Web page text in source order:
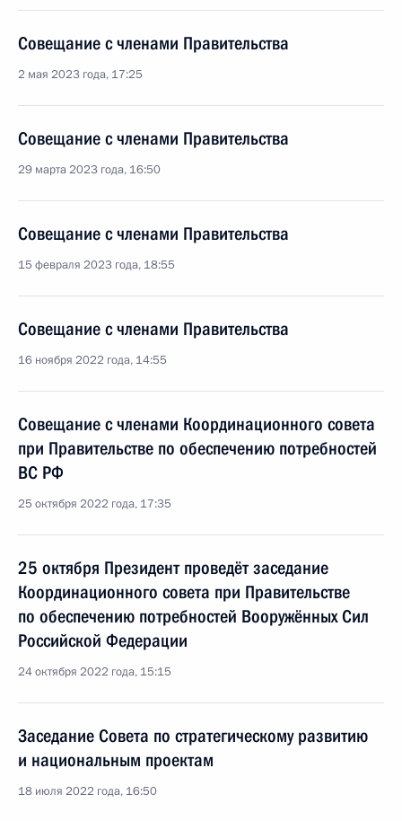
Совещание с членами Правительства
2 мая 2023 года, 17:25
Совещание с членами Правительства
29 марта 2023 года, 16:50
Совещание с членами Правительства
15 февраля 2023 года, 18:55
Совещание с членами Правительства
16 ноября 2022 года, 14:55
Совещание с членами Координационного совета
при Правительстве по обеспечению потребностей
ВС РФ
25 октября 2022 года, 17:35
25 октября Президент проведёт заседание
Координационного совета при Правительстве
по обеспечению потребностей Вооружённых Сил
Российской Федерации
24 октября 2022 года, 15:15
Заседание Совета по стратегическому развитию
и национальным проектам
18 июля 2022 года, 16:50